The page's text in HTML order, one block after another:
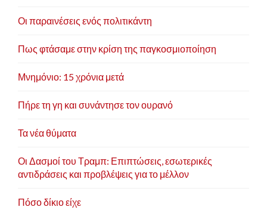
Οι παραινέσεις ενός πολιτικάντη
Πως φτάσαμε στην κρίση της παγκοσμιοποίηση
Μνημόνιο: 15 χρόνια μετά
Πήρε τη γη και συνάντησε τον ουρανό
Τα νέα θύματα
Οι Δασμοί του Τραμπ: Επιπτώσεις, εσωτερικές
αντιδράσεις και προβλέψεις για το μέλλον
Πόσο δίκιο είχε